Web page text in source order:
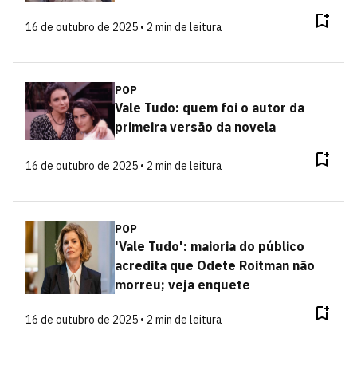
16 de outubro de 2025 • 2 min de leitura
POP
Vale Tudo: quem foi o autor da
primeira versão da novela
16 de outubro de 2025 • 2 min de leitura
POP
'Vale Tudo': maioria do público
acredita que Odete Roitman não
morreu; veja enquete
16 de outubro de 2025 • 2 min de leitura